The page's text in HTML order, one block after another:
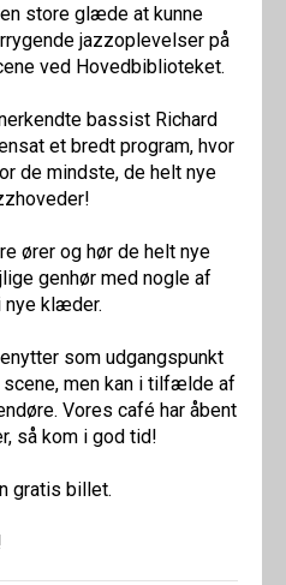
store glæde at kunne
jazzoplevelser på
ved Hovedbiblioteket.
bassist Richard
et bredt program, hvor
de mindste, de helt nye
ører og hør de helt nye
genhør med nogle af
nye klæder.
som udgangspunkt
men kan i tilfælde af
Vores café har åbent
så kom i god tid!
gratis billet.